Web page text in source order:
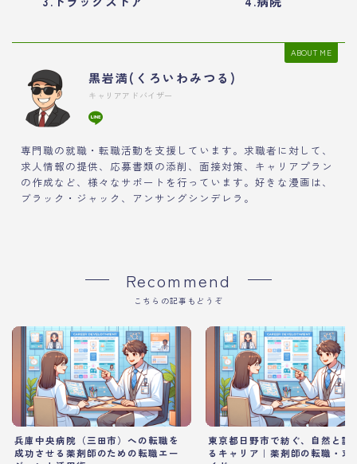
ABOUT ME
黒岩満(くろいわみつる)
キャリアアドバイザー
専門職の就職・転職活動を支援しています。求職者に対して、
求人情報の提供、応募書類の添削、面接対策、キャリアプラン
の作成など、様々なサポートを行っています。好きな漫画は、
ブラック・ジャック、アンサングシンデレラ。
Recommend
こちらの記事もどうぞ
兵庫中央病院（三田市）への転職を
成功させる薬剤師のための転職エー
東京都日野市で紡ぐ、自然と調
るキャリア｜薬剤師の転職・求